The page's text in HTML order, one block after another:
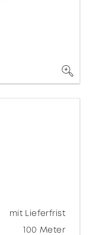
mit Lieferfrist
100 Meter